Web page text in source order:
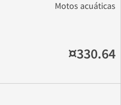
Motos acuáticas
¤330.64